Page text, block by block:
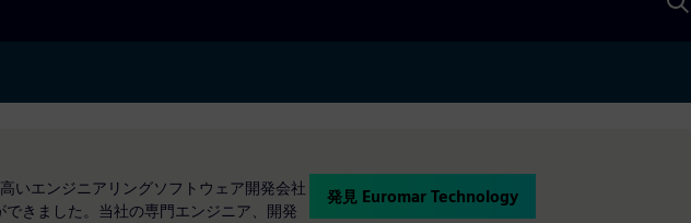
いエンジニアリングソフトウェア開発会社
きました。当社の専門エンジニア、開発
発見 Euromar Technology